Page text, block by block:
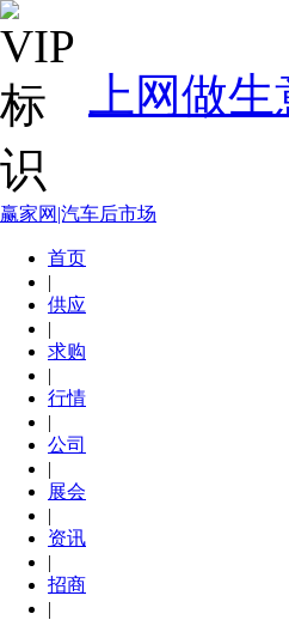
上网做
赢家网|汽车后市场
首页
|
供应
|
求购
|
行情
|
公司
|
展会
|
资讯
|
招商
|